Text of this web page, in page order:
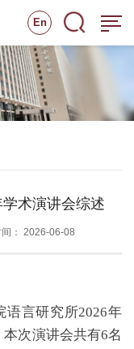
En
术演讲会综述
间： 2026-06-08
言研究所2026年
次演讲会共有6名